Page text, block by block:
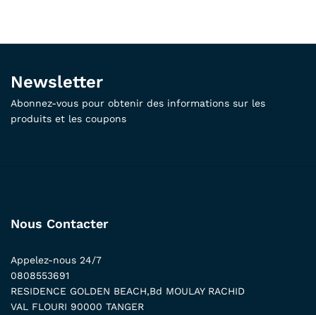
Newsletter
Abonnez-vous pour obtenir des informations sur les
produits et les coupons
Nous Contacter
Appelez-nous 24/7
0808553691
RESIDENCE GOLDEN BEACH,Bd MOULAY RACHID
VAL FLOURI 90000 TANGER